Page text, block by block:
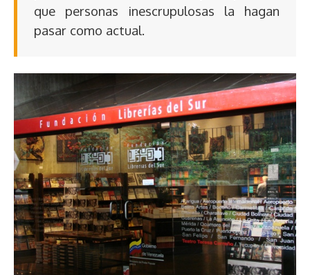
que personas inescrupulosas la hagan
pasar como actual.